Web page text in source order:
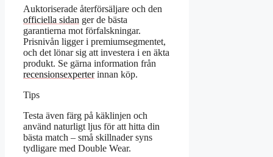
Auktoriserade återförsäljare och den
officiella sidan ger de bästa
garantierna mot förfalskningar.
Prisnivån ligger i premiumsegmentet,
och det lönar sig att investera i en äkta
produkt. Se gärna information från
recensionsexperterinnan köp.
Tips
Testa även färg på käklinjen och
använd naturligt ljus för att hitta din
bästa match – små skillnader syns
tydligare med Double Wear.